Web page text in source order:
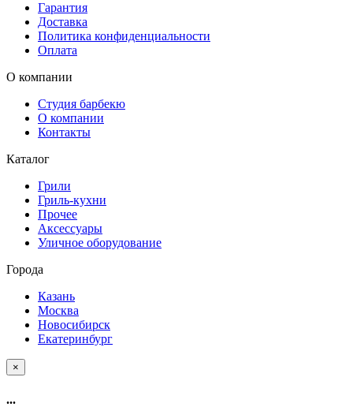
Гарантия
Доставка
Политика конфиденциальности
Оплата
О компании
Студия барбекю
О компании
Контакты
Каталог
Грили
Гриль-кухни
Прочее
Аксессуары
Уличное оборудование
Города
Казань
Москва
Новосибирск
Екатеринбург
×
...